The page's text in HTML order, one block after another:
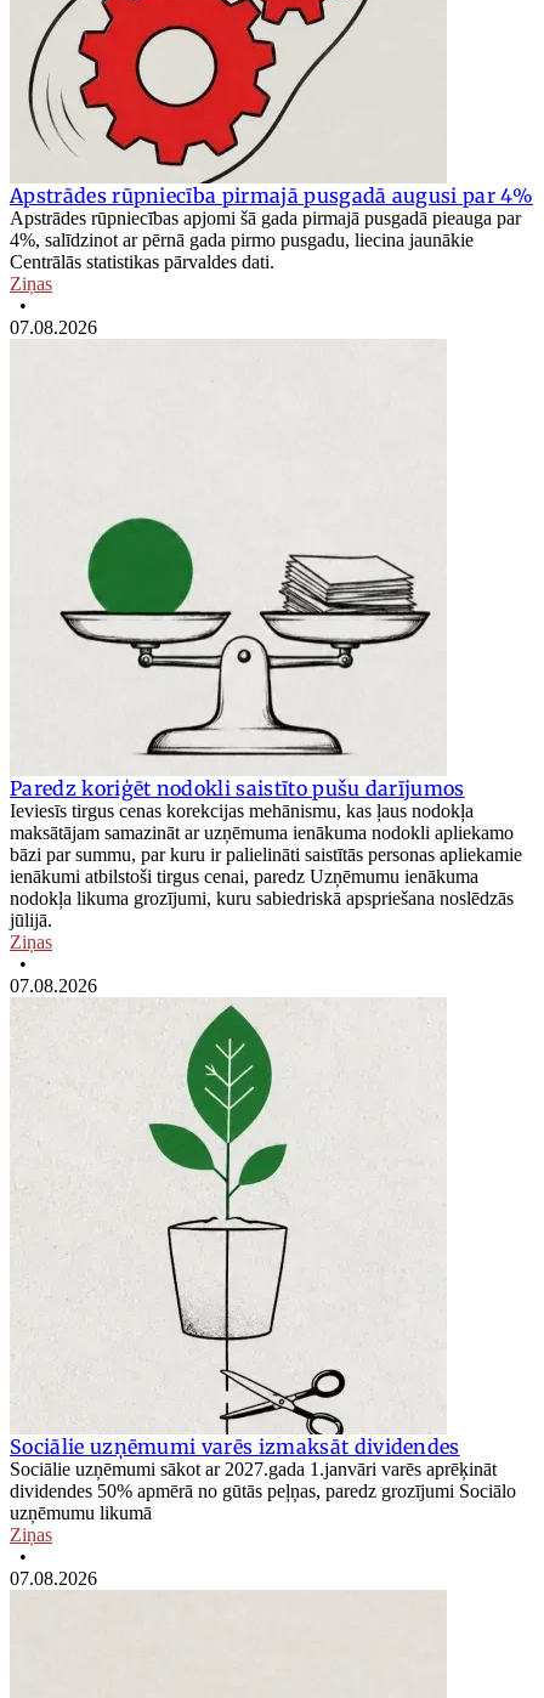
Apstrādes rūpniecība pirmajā pusgadā augusi par 4%
Apstrādes rūpniecības apjomi šā gada pirmajā pusgadā pieauga par
4%, salīdzinot ar pērnā gada pirmo pusgadu, liecina jaunākie
Centrālās statistikas pārvaldes dati.
Ziņas
•
07.08.2026
Paredz koriģēt nodokli saistīto pušu darījumos
Ieviesīs tirgus cenas korekcijas mehānismu, kas ļaus nodokļa
maksātājam samazināt ar uzņēmuma ienākuma nodokli apliekamo
bāzi par summu, par kuru ir palielināti saistītās personas apliekamie
ienākumi atbilstoši tirgus cenai, paredz Uzņēmumu ienākuma
nodokļa likuma grozījumi, kuru sabiedriskā apspriešana noslēdzās
jūlijā.
Ziņas
•
07.08.2026
Sociālie uzņēmumi varēs izmaksāt dividendes
Sociālie uzņēmumi sākot ar 2027.gada 1.janvāri varēs aprēķināt
dividendes 50% apmērā no gūtās peļņas, paredz grozījumi Sociālo
uzņēmumu likumā
Ziņas
•
07.08.2026